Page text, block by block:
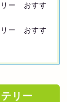
ー おすす
ー おすす
テリー